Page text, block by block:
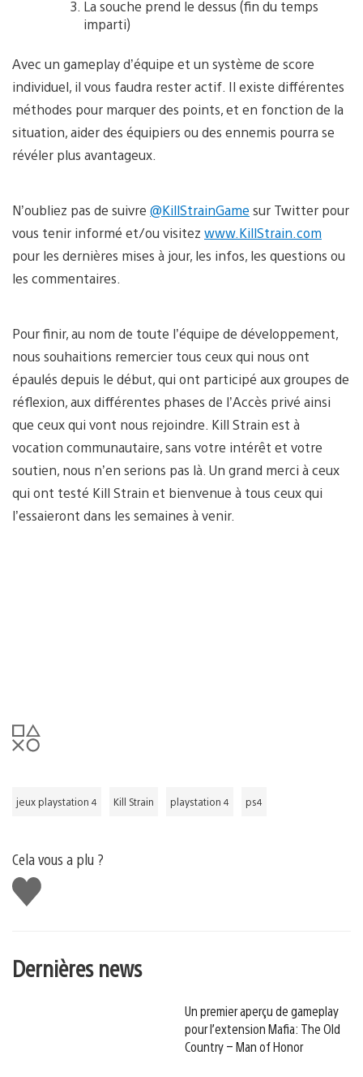
La souche prend le dessus (fin du temps
imparti)
Avec un gameplay d’équipe et un système de score
individuel, il vous faudra rester actif. Il existe différentes
méthodes pour marquer des points, et en fonction de la
situation, aider des équipiers ou des ennemis pourra se
révéler plus avantageux.
N’oubliez pas de suivre @KillStrainGame sur Twitter pour
vous tenir informé et/ou visitez www.KillStrain.com
pour les dernières mises à jour, les infos, les questions ou
les commentaires.
Pour finir, au nom de toute l’équipe de développement,
nous souhaitions remercier tous ceux qui nous ont
épaulés depuis le début, qui ont participé aux groupes de
réflexion, aux différentes phases de l’Accès privé ainsi
que ceux qui vont nous rejoindre. Kill Strain est à
vocation communautaire, sans votre intérêt et votre
soutien, nous n’en serions pas là. Un grand merci à ceux
qui ont testé Kill Strain et bienvenue à tous ceux qui
l’essaieront dans les semaines à venir.
jeux playstation 4 Kill Strain playstation 4 ps4
Cela vous a plu ?
J'aime
Dernières news
Un premier aperçu de gameplay
pour l’extension Mafia: The Old
Country – Man of Honor